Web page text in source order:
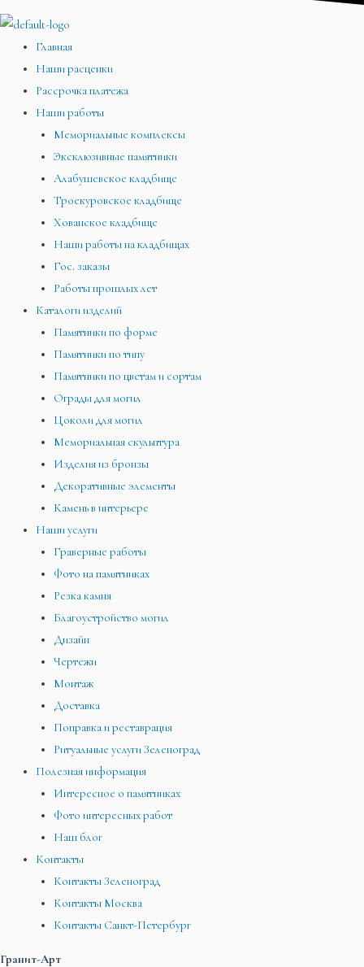
Главная
Наши расценки
Рассрочка платежа
Наши работы
Мемориальные комплексы
Эксклюзивные памятники
Алабушевское кладбище
Троекуровское кладбище
Хованское кладбище
Наши работы на кладбищах
Гос. заказы
Работы прошлых лет
Каталоги изделий
Памятники по форме
Памятники по типу
Памятники по цветам и сортам
Ограды для могил
Цоколи для могил
Мемориальная скульптура
Изделия из бронзы
Декоративные элементы
Камень в интерьере
Наши услуги
Граверные работы
Фото на памятниках
Резка камня
Благоустройство могил
Дизайн
Чертежи
Монтаж
Доставка
Поправка и реставрация
Ритуальные услуги Зеленоград
Полезная информация
Интересное о памятниках
Фото интересных работ
Наш блог
Контакты
Контакты Зеленоград
Контакты Москва
Контакты Санкт-Петербург
Гранит-Арт